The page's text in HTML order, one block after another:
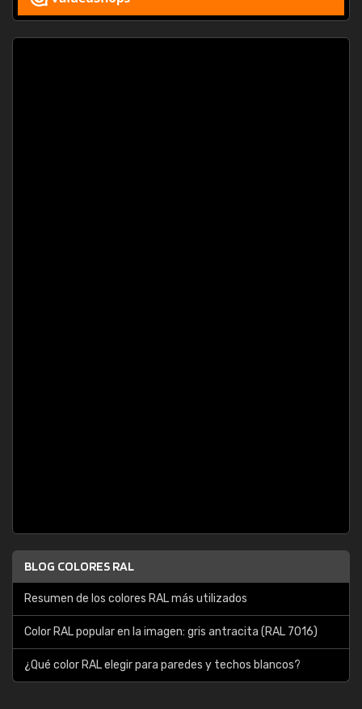
BLOG COLORES RAL
Resumen de los colores RAL más utilizados
Color RAL popular en la imagen: gris antracita (RAL 7016)
¿Qué color RAL elegir para paredes y techos blancos?